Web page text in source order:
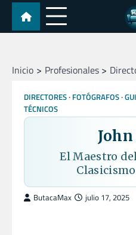
Skip
content
Inicio Profesionales
DIRECTORES FOTÓGRAFOS
TÉCNICOS
El Maestro
ButacaMax julio 17, 2025